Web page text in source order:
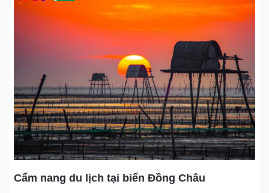
Cẩm nang du lịch tại biển Đồng Châu